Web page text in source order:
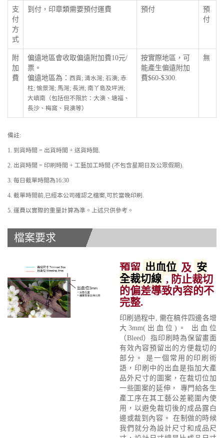
支
付
方
式
到付，印章類需要預付運費 預付
預
付
附
加
費
偏遠地區會收取偏遠附加費10元/
票。
偏遠地區為： 西貢; 清水灣; 石澳; 赤
柱; 愉景灣; 馬灣; 長洲; 南丫島及坪洲;
大嶼南（包括但不限於：大澳、塘福、
長沙、梅窩、貝澳等）
按實際地區，可
能產生偏遠附加
費$60-$300.
無
備註:
1. 到貨時間 = 出貨時間 + 送貨時間.
2. 出貨時間 = 印刷時間 + 工藝加工時間 (不包含星期日及公眾假期).
3. 每日截單時間為16:30
4. 截單時間前,已經本公司確認之檔案,可於當晚印刷.
5. 運費以實際的重量計算為準。上述只供參考。
檔案要求
預留 出血位 及 安
全裁切線, 防止裁切
的偏差導致內容的不
完整.
印刷過程中, 需在稿件四邊各增
大3mm(出血位)。 出血位
（Bleed）指印刷時為保留畫面
有效內容預留出的方便裁切的
部分。 是一個常用的印刷術
語，印刷中的出血是指加大產
品外尺寸的圖案，在裁切位加
一些圖案的延伸， 專門給各生
產工序在其工藝公差範圍內使
用，以避免裁切後的成品露白
邊或裁到內容。 在制做的時候
我們就分為設計尺寸和成品尺